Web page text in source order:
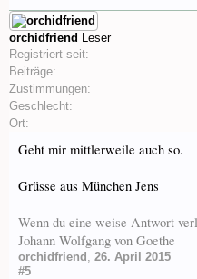
orchidfriend Leser
Registriert seit:
Beiträge:
Zustimmungen:
Geschlecht:
Ort:
Geht mir mittlerweile auch so.
Grüsse aus München Jens
Wenn du eine weise Antwort
Johann Wolfgang von Goethe
orchidfriend , 26. April 2015
#5